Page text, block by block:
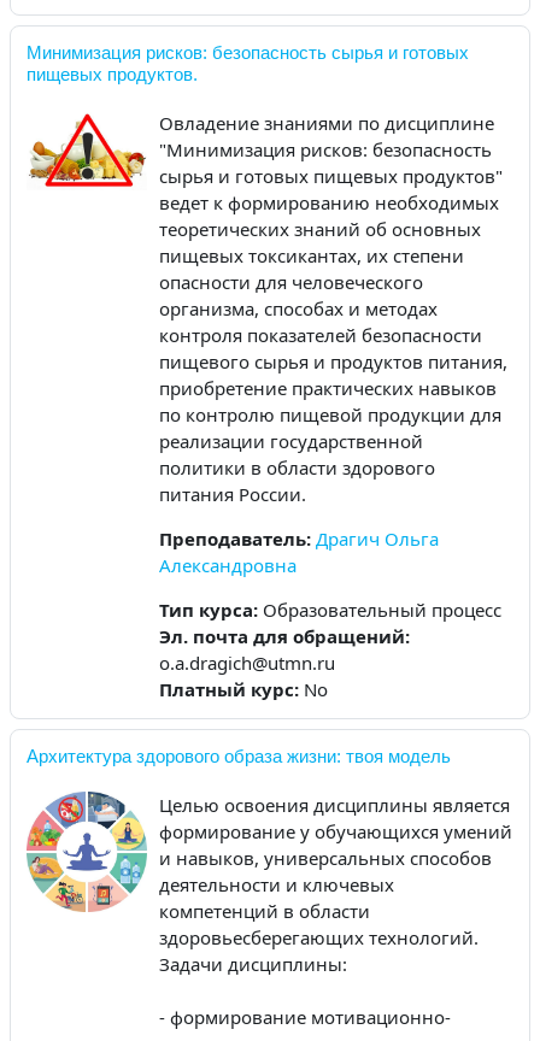
Минимизация рисков: безопасность сырья и готовых
пищевых продуктов.
Овладение знаниями по дисциплине
"Минимизация рисков: безопасность
сырья и готовых пищевых продуктов"
ведет к формированию необходимых
теоретических знаний об основных
пищевых токсикантах, их степени
опасности для человеческого
организма, способах и методах
контроля показателей безопасности
пищевого сырья и продуктов питания,
приобретение практических навыков
по контролю пищевой продукции для
реализации государственной
политики в области здорового
питания России.
Преподаватель: Драгич Ольга
Александровна
Тип курса: Образовательный процесс
Эл. почта для обращений:
o.a.dragich@utmn.ru
Платный курс: No
Архитектура здорового образа жизни: твоя модель
Целью освоения дисциплины является
формирование у обучающихся умений
и навыков, универсальных способов
деятельности и ключевых
компетенций в области
здоровьесберегающих технологий.
Задачи дисциплины:
- формирование мотивационно-